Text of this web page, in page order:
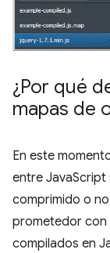
¿Por qué
mapas de
En este
entre
comprimido o
prometedor con
compilados en